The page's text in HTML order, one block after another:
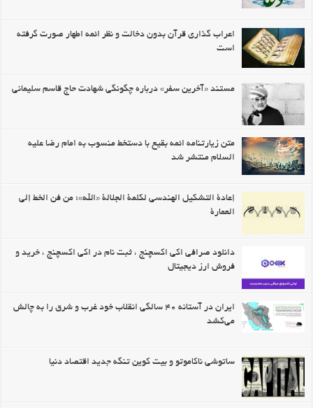
اعراب گذاری قرآن بدون دخالت و نظر ائمه اطهار صورت گرفته
است
مستند «آخرین سفر» درباره چگونگی شهادت حاج قاسم سلیمانی
متن زیارتنامه ائمه بقیع با دستخط منسوب به امام رضا علیه
السلام منتشر شد
إعادة التشكيل الهندسي لكلمة الجلالة «الله»؛ من فن الخط إلى
العمارة
دانلود صرافی اکی اکسچنج ، ثبت نام در اکی اکسچنج ، خرید و
فروش ارز دیجیتال
ایران در آستانه ۴۰ سالگی انقلاب خود غرب و شرق را به چالش
می‌کشد
ساتوشی ناکاموتو و بیت کوین تنگه جدید اقتصاد دنیا